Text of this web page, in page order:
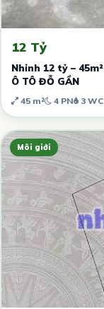
12 Tỷ
Nhỉnh 12 tỷ –
Ô TÔ ĐỖ GẦN
45 m² 4 PN 3 WC
Môi giới